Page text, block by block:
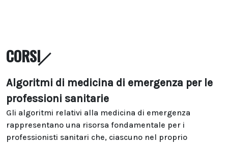
CORSI
Algoritmi di medicina di emergenza per le
professioni sanitarie
Gli algoritmi relativi alla medicina di emergenza
rappresentano una risorsa fondamentale per i
professionisti sanitari che, ciascuno nel proprio